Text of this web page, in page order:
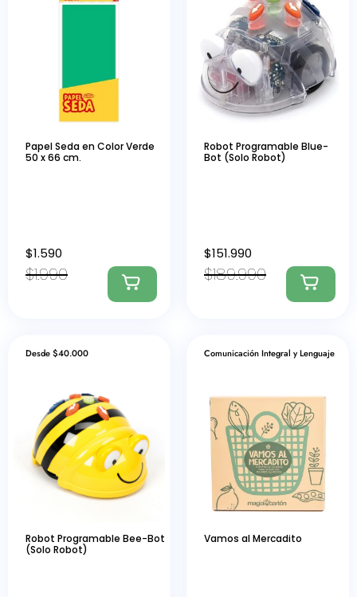
Papel Seda en Color Verde
50 x 66 cm.
$1.990
$1.590
Robot Programable Blue-
Bot (Solo Robot)
$189.990
$151.990
Desde $40.000
Robot Programable Bee-Bot
(Solo Robot)
Comunicación Integral y Lenguaje
Vamos al Mercadito